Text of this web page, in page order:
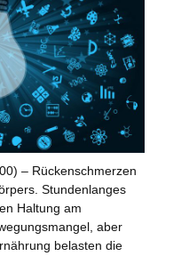
– Rückenschmerzen
Stundenlanges
Haltung am
aber
belasten die